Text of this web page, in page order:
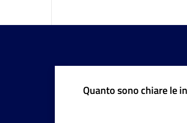
Quanto sono chiare le